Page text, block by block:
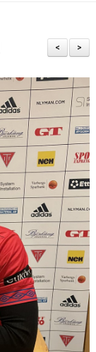
>
<